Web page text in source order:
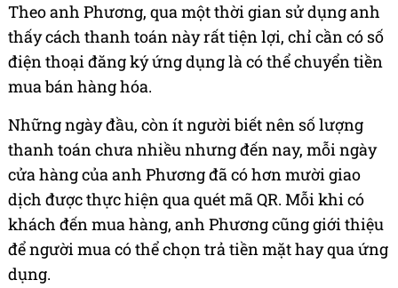
Theo anh Phương, qua một thời gian sử dụng anh
thấy cách thanh toán này rất tiện lợi, chỉ cần có số
điện thoại đăng ký ứng dụng là có thể chuyển tiền
mua bán hàng hóa.
Những ngày đầu, còn ít người biết nên số lượng
thanh toán chưa nhiều nhưng đến nay, mỗi ngày
cửa hàng của anh Phương đã có hơn mười giao
dịch được thực hiện qua quét mã QR. Mỗi khi có
khách đến mua hàng, anh Phương cũng giới thiệu
để người mua có thể chọn trả tiền mặt hay qua ứng
dụng.